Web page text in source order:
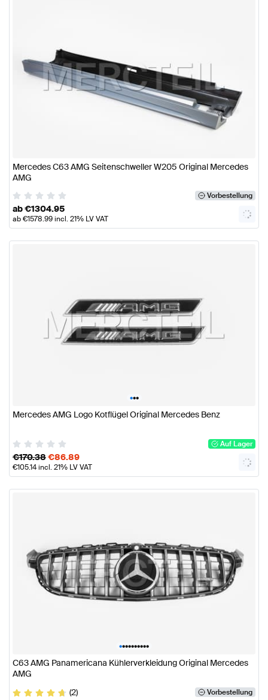
Mercedes C63 AMG Seitenschweller W205 Original Mercedes
AMG
Vorbestellung
ab€1304.95
ab€1578.99incl. 21% LV VAT
•••
Mercedes AMG Logo Kotflügel Original Mercedes Benz
Auf Lager
€170.38€86.89
€105.14incl. 21% LV VAT
••••••••••
C63 AMG Panamericana Kühlerverkleidung Original Mercedes
AMG
(2)
Vorbestellung